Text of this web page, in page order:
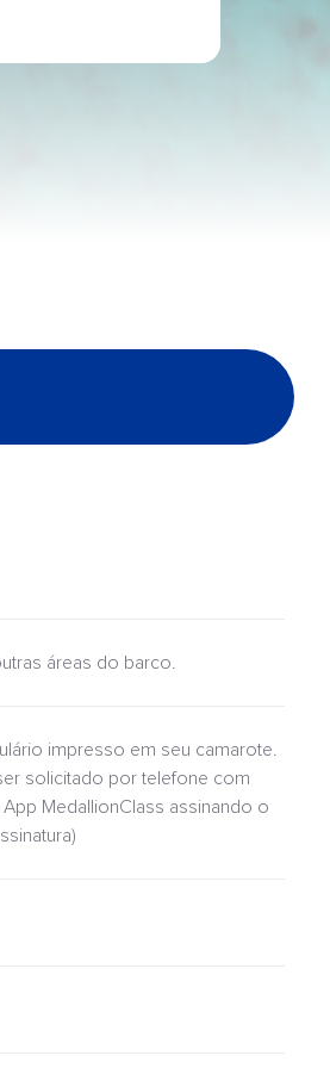
áreas do barco.
impresso em seu camarote.
solicitado por telefone com
MedallionClass assinando o